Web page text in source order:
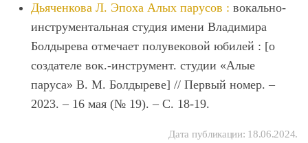
Дьяченкова Л. Эпоха Алых парусов : вокально-
инструментальная студия имени Владимира
Болдырева отмечает полувековой юбилей : [о
создателе вок.-инструмент. студии «Алые
паруса» В. М. Болдыреве] // Первый номер. –
2023. – 16 мая (№ 19). – С. 18-19.
Дата публикации: 18.06.2024.